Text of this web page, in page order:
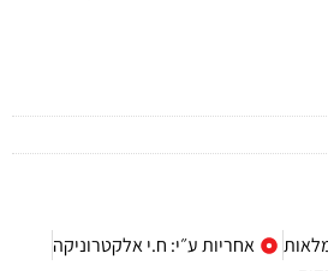
אחריות ע״י: ח.י אלקטרוניקה